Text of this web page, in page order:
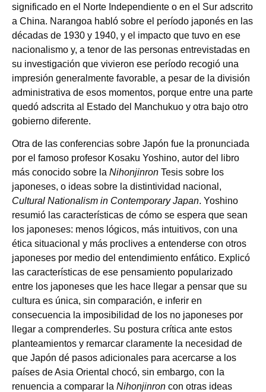
significado en el Norte Independiente o en el Sur adscrito
a China. Narangoa habló sobre el período japonés en las
décadas de 1930 y 1940, y el impacto que tuvo en ese
nacionalismo y, a tenor de las personas entrevistadas en
su investigación que vivieron ese período recogió una
impresión generalmente favorable, a pesar de la división
administrativa de esos momentos, porque entre una parte
quedó adscrita al Estado del Manchukuo y otra bajo otro
gobierno diferente.
Otra de las conferencias sobre Japón fue la pronunciada
por el famoso profesor Kosaku Yoshino, autor del libro
más conocido sobre la Nihonjinron Tesis sobre los
japoneses, o ideas sobre la distintividad nacional,
Cultural Nationalism in Contemporary Japan. Yoshino
resumió las características de cómo se espera que sean
los japoneses: menos lógicos, más intuitivos, con una
ética situacional y más proclives a entenderse con otros
japoneses por medio del entendimiento enfático. Explicó
las características de ese pensamiento popularizado
entre los japoneses que les hace llegar a pensar que su
cultura es única, sin comparación, e inferir en
consecuencia la imposibilidad de los no japoneses por
llegar a comprenderles. Su postura crítica ante estos
planteamientos y remarcar claramente la necesidad de
que Japón dé pasos adicionales para acercarse a los
países de Asia Oriental chocó, sin embargo, con la
renuencia a comparar la Nihonjinron con otras ideas